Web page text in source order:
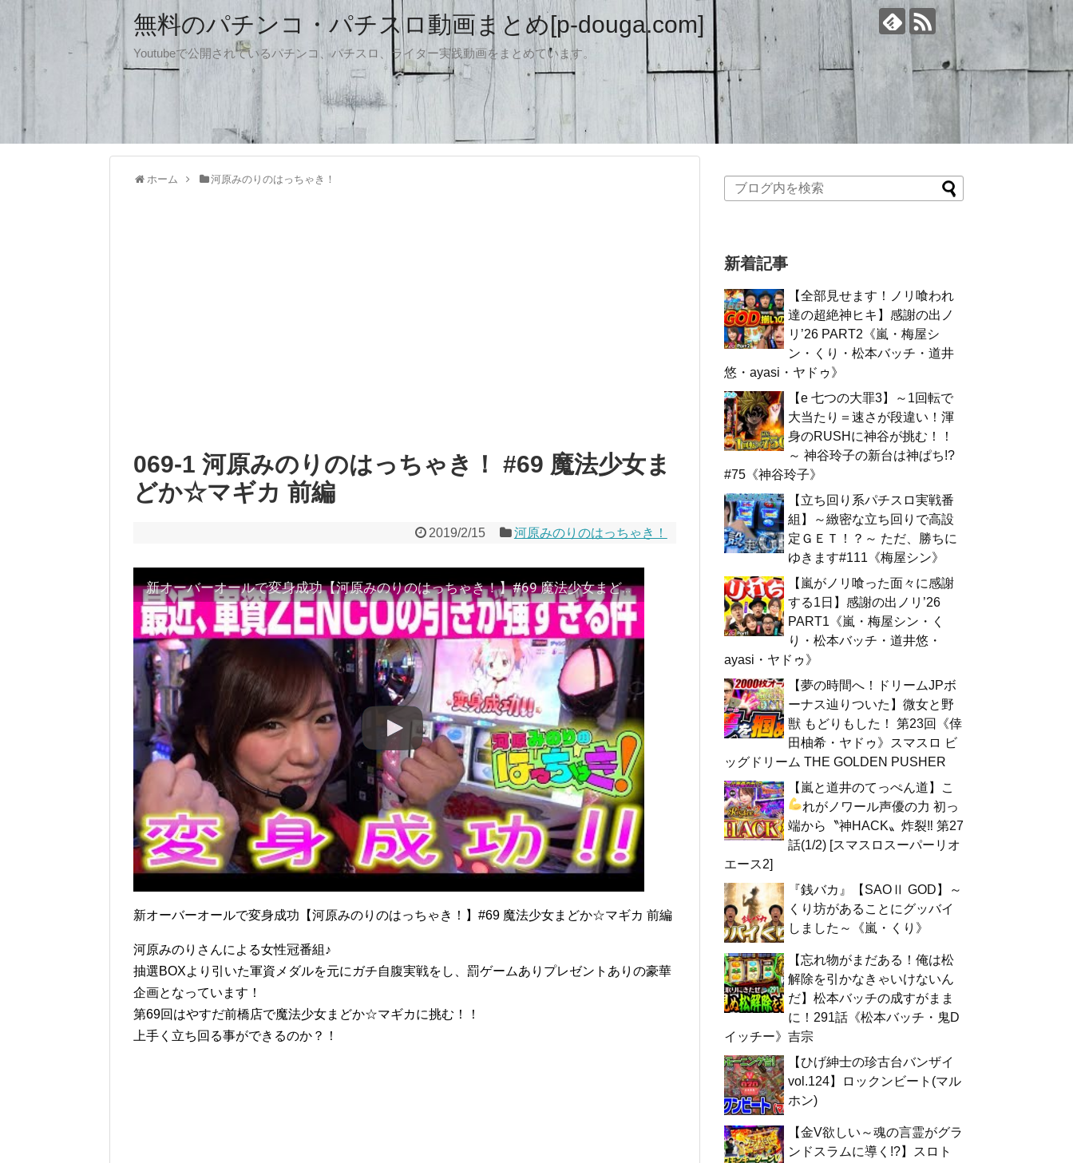
無料のパチンコ・パチスロ動画まとめ[p-douga.com]
Youtubeで公開されているパチンコ、パチスロ、ライター実践動画をまとめています。
ホーム 河原みのりのはっちゃき！
069-1 河原みのりのはっちゃき！ #69 魔法少女ま
どか☆マギカ 前編
2019/2/15 河原みのりのはっちゃき！
新オーバーオールで変身成功【河原みのりのはっちゃき！】#69 魔法少女まどか☆マギカ 前編
新オーバーオールで変身成功【河原みのりのはっちゃき！】#69 魔法少女まどか☆マギカ 前編
河原みのりさんによる女性冠番組♪
抽選BOXより引いた軍資メダルを元にガチ自腹実戦をし、罰ゲームありプレゼントありの豪華
企画となっています！
第69回はやすだ前橋店で魔法少女まどか☆マギカに挑む！！
上手く立ち回る事ができるのか？！
新着記事
【全部見せます！ノリ喰われ
達の超絶神ヒキ】感謝の出ノ
リ’26 PART2《嵐・梅屋シ
ン・くり・松本バッチ・道井
悠・ayasi・ヤドゥ》
【e 七つの大罪3】～1回転で
大当たり＝速さが段違い！渾
身のRUSHに神谷が挑む！！
～ 神谷玲子の新台は神ぱち!?
#75《神谷玲子》
【立ち回り系パチスロ実戦番
組】～緻密な立ち回りで高設
定ＧＥＴ！？～ ただ、勝ちに
ゆきます#111《梅屋シン》
【嵐がノリ喰った面々に感謝
する1日】感謝の出ノリ’26
PART1《嵐・梅屋シン・く
り・松本バッチ・道井悠・
ayasi・ヤドゥ》
【夢の時間へ！ドリームJPボ
ーナス辿りついた】微女と野
獣 もどりもした！ 第23回《倖
田柚希・ヤドゥ》スマスロ ビ
ッグドリーム THE GOLDEN PUSHER
【嵐と道井のてっぺん道】こ
れがノワール声優の力 初っ
端から〝神HACK〟炸裂‼ 第27
話(1/2) [スマスロスーパーリオ
エース2]
『銭バカ』【SAOⅡ GOD】～
くり坊があることにグッバイ
しました～《嵐・くり》
【忘れ物がまだある！俺は松
解除を引かなきゃいけないん
だ】松本バッチの成すがまま
に！291話《松本バッチ・鬼D
イッチー》吉宗
【ひげ紳士の珍古台バンザイ
vol.124】ロックンビート(マル
ホン)
【金V欲しい～魂の言霊がグラ
ンドスラムに導く!?】スロト